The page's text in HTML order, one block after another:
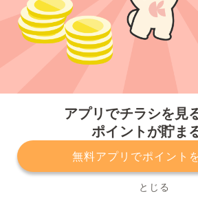
アプリでチラシを見
ポイントが貯ま
無料アプリでポイント
とじる
プライバシーポリシー 利用規約
サービスに関してのお問い合わせ